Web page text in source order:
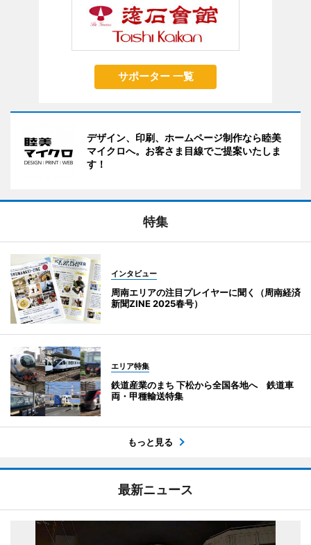
サポーター 一覧
デザイン、印刷、ホームページ制作なら睦美
マイクロへ。お客さま目線でご提案いたしま
す！
特集
インタビュー
周南エリアの注目プレイヤーに聞く（周南経済
新聞ZINE 2025春号）
エリア特集
鉄道産業のまち 下松から全国各地へ 鉄道車
両・甲種輸送特集
もっと見る
最新ニュース